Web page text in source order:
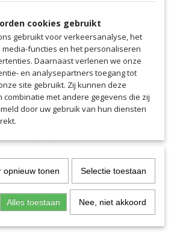
ervoor dat je er geweldig uitziet…
cookies gebruikt
gebruikt voor verkeersanalyse, het
functies en het personaliseren
Daarnaast verlenen we onze
en analysepartners toegang tot
site gebruikt. Zij kunnen deze
met andere gegevens die zij
door uw gebruik van hun diensten
opnieuw tonen Selectie toestaan
Alles toestaan Nee, niet akkoord